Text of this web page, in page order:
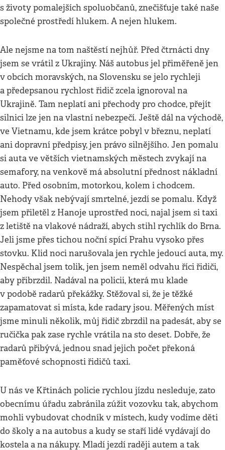
s životy pomalejších spoluobčanů, znečišťuje také naše
společné prostředí hlukem. A nejen hlukem.
Ale nejsme na tom naštěstí nejhůř. Před čtrnácti dny
jsem se vrátil z Ukrajiny. Náš autobus jel přiměřeně jen
v obcích moravských, na Slovensku se jelo rychleji
a předepsanou rychlost řidič zcela ignoroval na
Ukrajině. Tam neplatí ani přechody pro chodce, přejít
silnici lze jen na vlastní nebezpečí. Ještě dál na východě,
ve Vietnamu, kde jsem krátce pobyl v březnu, neplatí
ani dopravní předpisy, jen právo silnějšího. Jen pomalu
si auta ve větších vietnamských městech zvykají na
semafory, na venkově má absolutní přednost nákladní
auto. Před osobním, motorkou, kolem i chodcem.
Nehody však nebývají smrtelné, jezdí se pomalu. Když
jsem přiletěl z Hanoje uprostřed noci, najal jsem si taxi
z letiště na vlakové nádraží, abych stihl rychlík do Brna.
Jeli jsme přes tichou noční spící Prahu vysoko přes
stovku. Klid noci narušovala jen rychle jedoucí auta, my.
Nespěchal jsem tolik, jen jsem neměl odvahu říci řidiči,
aby přibrzdil. Nadával na policii, která mu klade
v podobě radarů překážky. Stěžoval si, že je těžké
zapamatovat si místa, kde radary jsou. Měřených míst
jsme minuli několik, můj řidič zbrzdil na padesát, aby se
ručička pak zase rychle vrátila na sto deset. Dobře, že
radarů přibývá, jednou snad jejich počet překoná
paměťové schopnosti řidičů taxi.
U nás ve Křtinách policie rychlou jízdu nesleduje, zato
obecnímu úřadu zabránila zúžit vozovku tak, abychom
mohli vybudovat chodník v místech, kudy vodíme děti
do školy a na autobus a kudy se staří lidé vydávají do
kostela a na nákupy. Mladí jezdí raději autem a tak